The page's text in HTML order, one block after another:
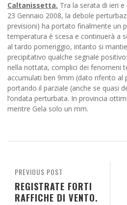
Caltanissetta. Tra la serata di ieri
23 Gennaio 2008, la debole
previsioni) ha portato finalmente un
temperatura è scesa e continuerà a
al tardo pomeriggio, intanto si
precipitativo qualche segnale
nella nottata, complici dei fenomeni
accumulati ben 9mm (dato riferito al
portando il parziale (anche se quasi
l’ondata perturbata. In provincia
mentre Gela solo un mm.
PREVIOUS POST
REGISTRATE FORTI
RAFFICHE DI VENTO.